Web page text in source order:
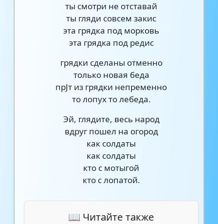
ты смотри не отставай
ты гляди совсем закис
эта грядка под морковь
эта грядка под редис
грядки сделаны отменно
только новая беда
прЈт из грядки непременно
то лопух то лебеда.
Эй, глядите, весь народ
вдруг пошел на огород
как солдаты
как солдаты
кто с мотыгой
кто с лопатой.
📖 Читайте также